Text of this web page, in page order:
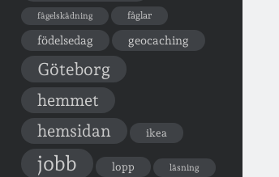
fågelskådning fåglar
födelsedag geocaching
Göteborg
hemmet
hemsidan
ikea
jobb lopp läsning